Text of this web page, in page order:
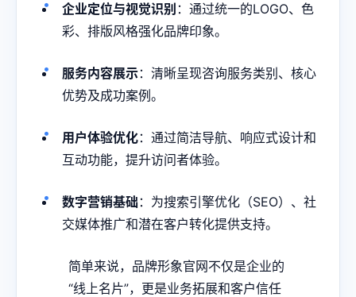
企业定位与视觉识别 ：通过统一的LOGO、色
彩、排版风格强化品牌印象。
服务内容展示：清晰呈现咨询服务类别、核心
优势及成功案例。
用户体验优化：通过简洁导航、响应式设计和
互动功能，提升访问者体验。
数字营销基础 ：为搜索引擎优化（SEO）、社
交媒体推广和潜在客户转化提供支持。
简单来说，品牌形象官网不仅是企业的
“线上名片”，更是业务拓展和客户信任